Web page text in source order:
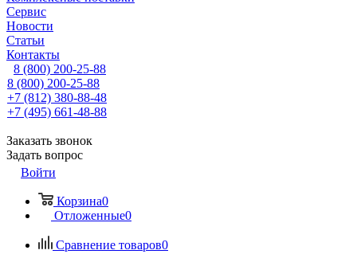
Сервис
Новости
Статьи
Контакты
8 (800) 200-25-88
8 (800) 200-25-88
+7 (812) 380-88-48
+7 (495) 661-48-88
Заказать звонок
Задать вопрос
Войти
Корзина0
Отложенные0
Сравнение товаров0